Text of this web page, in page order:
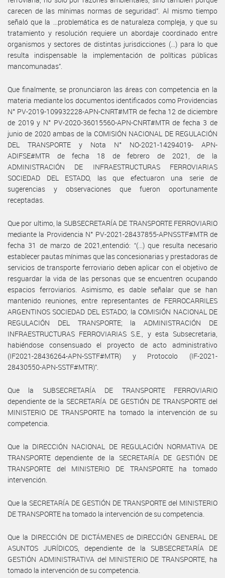
carecen de las mínimas normas de seguridad”. Al mismo tiempo
señaló que la ...problemática es de naturaleza compleja, y que su
tratamiento y resolución requiere un abordaje coordinado entre
organismos y sectores de distintas jurisdicciones (...) para lo que
resulta indispensable la implementación de políticas públicas
mancomunadas”.
Que finalmente, se pronunciaron las áreas con competencia en la
materia mediante los documentos identificados como Providencias
N° PV-2019-109932228-APN-CNRT#MTR de fecha 12 de diciembre
de 2019 y N° PV-2020-36015560-APN-CNRT#MTR de fecha 3 de
junio de 2020 ambas de la COMISIÓN NACIONAL DE REGULACIÓN
DEL TRANSPORTE y Nota N° NO-2021-14294019- APN-
ADIFSE#MTR de fecha 18 de febrero de 2021, de la
ADMINISTRACIÓN DE INFRAESTRUCTURAS FERROVIARIAS
SOCIEDAD DEL ESTADO, las que efectuaron una serie de
sugerencias y observaciones que fueron oportunamente
receptadas.
Que por ultimo, la SUBSECRETARÍA DE TRANSPORTE FERROVIARIO
mediante la Providencia N° PV-2021-28437855-APNSSTF#MTR de
fecha 31 de marzo de 2021,entendió: “(...) que resulta necesario
establecer pautas mínimas que las concesionarias y prestadoras de
servicios de transporte ferroviario deben aplicar con el objetivo de
resguardar la vida de las personas que se encuentren ocupando
espacios ferroviarios. Asimismo, es dable señalar que se han
mantenido reuniones, entre representantes de FERROCARRILES
ARGENTINOS SOCIEDAD DEL ESTADO; la COMISIÓN NACIONAL DE
REGULACIÓN DEL TRANSPORTE; la ADMINISTRACIÓN DE
INFRAESTRUCTURAS FERROVIARIAS S.E., y esta Subsecretaria,
habiéndose consensuado el proyecto de acto administrativo
(IF2021-28436264-APN-SSTF#MTR) y Protocolo (IF-2021-
28430550-APN-SSTF#MTR)”.
Que la SUBSECRETARÍA DE TRANSPORTE FERROVIARIO
dependiente de la SECRETARÍA DE GESTIÓN DE TRANSPORTE del
MINISTERIO DE TRANSPORTE ha tomado la intervención de su
competencia.
Que la DIRECCIÓN NACIONAL DE REGULACIÓN NORMATIVA DE
TRANSPORTE dependiente de la SECRETARÍA DE GESTIÓN DE
TRANSPORTE del MINISTERIO DE TRANSPORTE ha tomado
intervención.
Que la SECRETARÍA DE GESTIÓN DE TRANSPORTE del MINISTERIO
DE TRANSPORTE ha tomado la intervención de su competencia.
Que la DIRECCIÓN DE DICTÁMENES de DIRECCIÓN GENERAL DE
ASUNTOS JURÍDICOS, dependiente de la SUBSECRETARÍA DE
GESTIÓN ADMINISTRATIVA del MINISTERIO DE TRANSPORTE, ha
tomado la intervención de su competencia.